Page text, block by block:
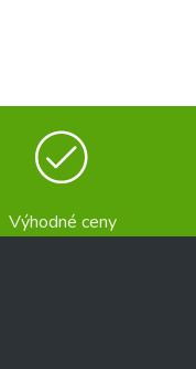
Výhodné ceny